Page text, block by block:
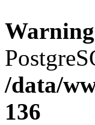
Warning
/data/
136